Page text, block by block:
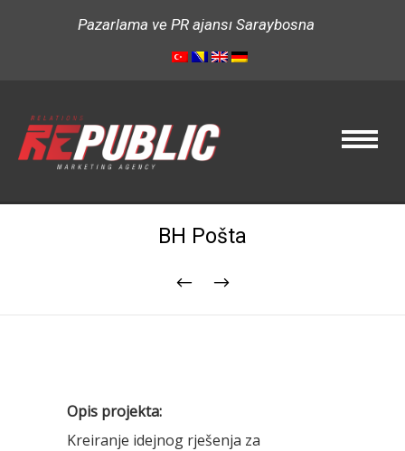
Pazarlama ve PR ajansı Saraybosna
BH Pošta
Opis projekta:
Kreiranje idejnog rješenja za